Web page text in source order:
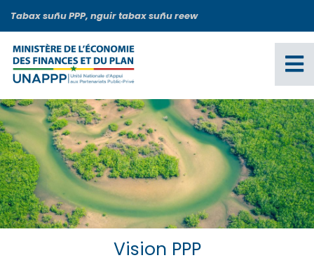
contenu
principal
Tabax suñu PPP, nguir tabax suñu reew
Vision PPP